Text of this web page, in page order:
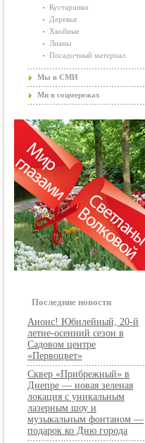
Кустарники
Деревья
Хвойные
Лианы
Посадочный материал
Мы в СМИ
Ми в соцмережах
Последние новости
Анонс! Юбилейный, 20-й
летне-осенний сезон в
Садовом центре
«Первоцвет»
Сквер «Прибрежный» в
Днепре — новая зеленая
локация с уникальным
лазерным шоу и
музыкальным фонтаном —
подарок ко Дню города